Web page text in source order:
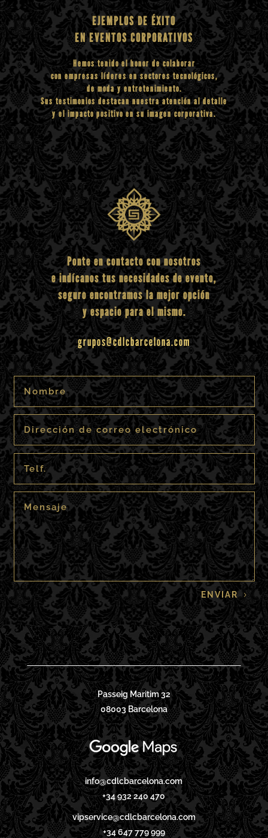
EJEMPLOS DE ÉXITO
EN EVENTOS CORPORATIVOS
Hemos tenido el honor de colaborar
con empresas líderes en sectores tecnológicos,
de moda y entretenimiento.
Sus testimonios destacan nuestra atención al detalle
y el impacto positivo en su imagen corporativa.
Ponte en contacto con nosotros
e indícanos tus necesidades de evento,
seguro encontramos la mejor opción
y espacio para el mismo.
grupos@cdlcbarcelona.com
ENVIAR
Passeig Maritim 32
08003 Barcelona
info@cdlcbarcelona.com
+34 932 240 470
vipservice@cdlcbarcelona.com
+34 647 779 999